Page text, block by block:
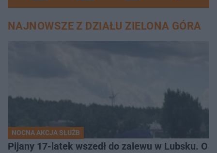
NAJNOWSZE Z DZIAŁU ZIELONA GÓRA
NOCNA AKCJA SŁUŻB
Pijany 17-latek wszedł do zalewu w Lubsku. O